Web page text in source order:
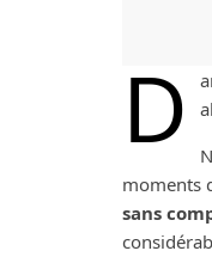
D
moments
sans